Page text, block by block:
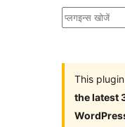
प्लगइन्स
This plugin
the latest